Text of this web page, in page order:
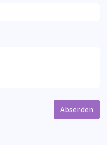
Absenden